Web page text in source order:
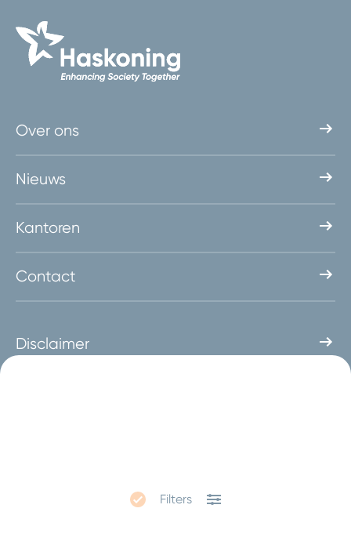
Filters
Over ons
Nieuws
Kantoren
Contact
Disclaimer
Volg ons op social media